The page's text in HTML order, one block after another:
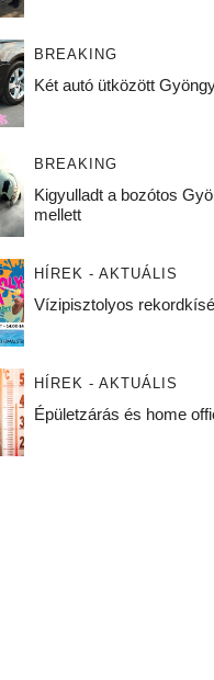
BREAKING
Két autó ütközött
BREAKING
Kigyulladt a bozótos
mellett
HÍREK - AKTUÁLIS
Vízipisztolyos
HÍREK - AKTUÁLIS
Épületzárás és home